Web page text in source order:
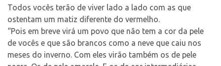
Todos vocês terão de viver lado a lado com as que
ostentam um matiz diferente do vermelho.
“Pois em breve virá um povo que não tem a cor da pele
de vocês e que são brancos como a neve que caiu nos
meses do inverno. Com eles virão também os de pele